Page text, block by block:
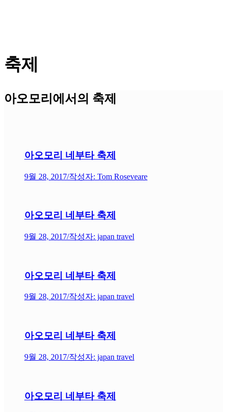
축제
아오모리에서의 축제
아오모리 네부타 축제
9월 28, 2017/작성자: Tom Roseveare
아오모리 네부타 축제
9월 28, 2017/작성자: japan travel
아오모리 네부타 축제
9월 28, 2017/작성자: japan travel
아오모리 네부타 축제
9월 28, 2017/작성자: japan travel
아오모리 네부타 축제